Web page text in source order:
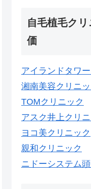
自毛植毛ク
価
アイランドタワ
湘南美容クリニッ
TOMクリニック
アスク井上クリ
ヨコ美クリニック
親和クリニック
ニドーシステム